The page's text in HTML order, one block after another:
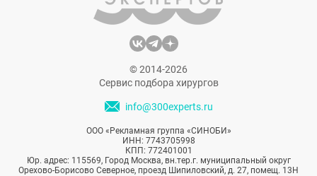
возрастом. В какой‑то момент
несоответствие между тем, как женщина
ощущает себя внутри, и тем, что видит в
отражении, становится слишком явным.
© 2014-2026
Сервис подбора хирургов
info@300experts.ru
ООО «Рекламная группа «СИНОБИ»
ИНН: 7743705998
КПП: 772401001
Юр. адрес: 115569, Город Москва, вн.тер.г. муниципальный округ
Орехово-Борисово Северное, проезд Шипиловский, д. 27, помещ. 13Н